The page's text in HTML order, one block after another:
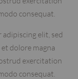
consequat.
elit, sed
dolore magna
exercitation
consequat.